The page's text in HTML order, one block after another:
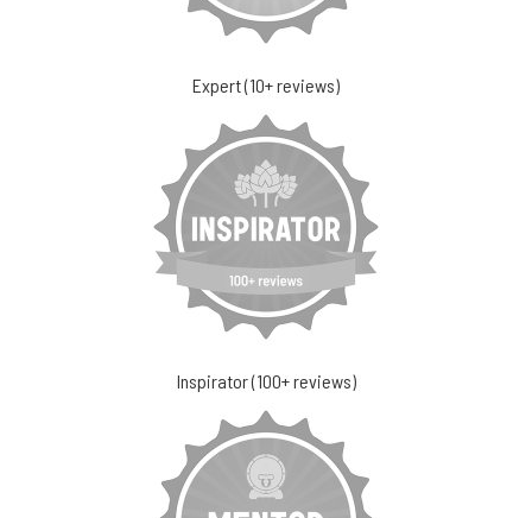
Expert (10+ reviews)
Inspirator (100+ reviews)